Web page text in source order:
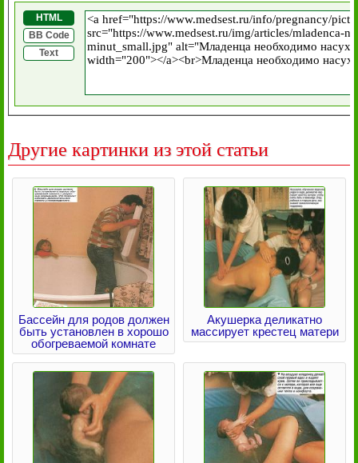
HTML
BB Code
Text
Другие картинки из этой статьи
Бассейн для родов должен
быть установлен в хорошо
обогреваемой комнате
Акушерка деликатно
массирует крестец матери